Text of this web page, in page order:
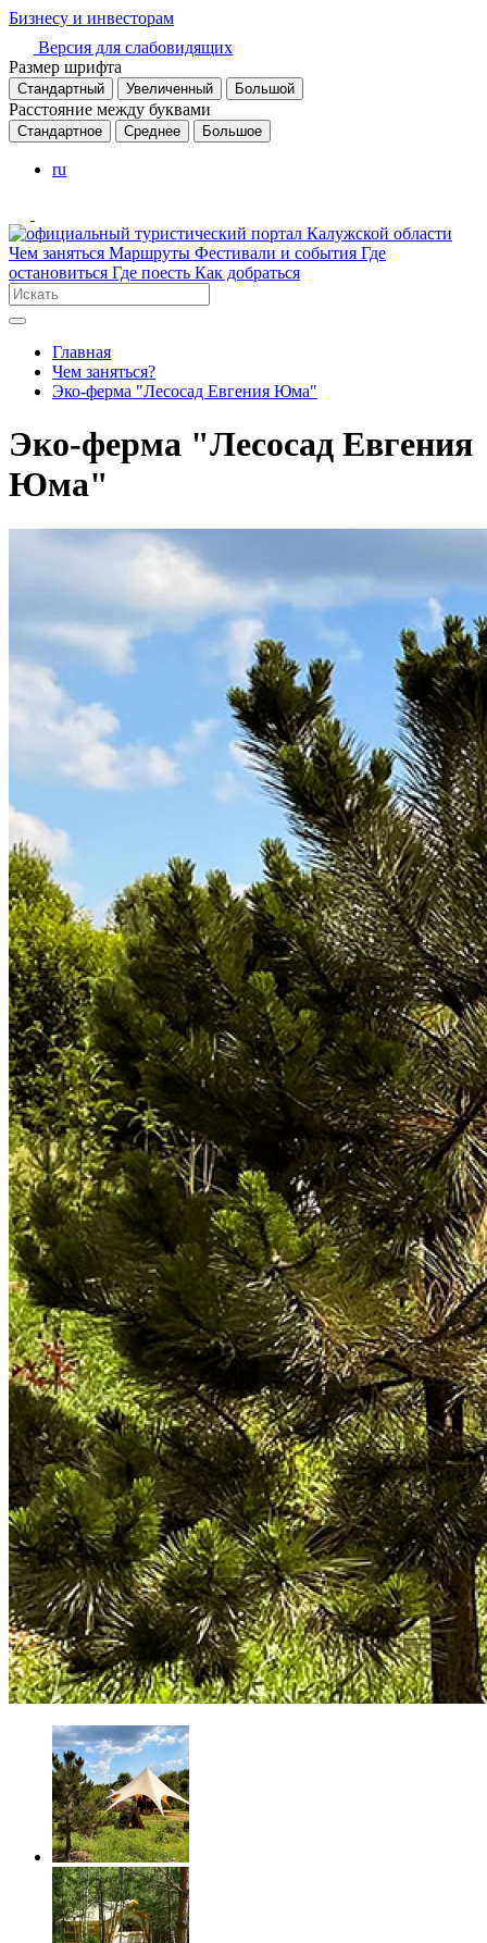
Бизнесу и инвесторам
Версия для слабовидящих
Размер шрифта
Стандартный Увеличенный Большой
Расстояние между буквами
Стандартное Среднее Большое
ru
Чем заняться Маршруты Фестивали и события Где
остановиться Где поесть Как добраться
Главная
Чем заняться?
Эко-ферма "Лесосад Евгения Юма"
Эко-ферма "Лесосад Евгения
Юма"